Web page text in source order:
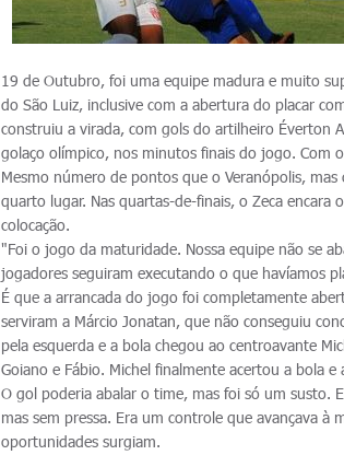
19 de Outubro, foi uma equipe madura e muito
do São Luiz, inclusive com a abertura do placar
construiu a virada, com gols do artilheiro Éverton
golaço olímpico, nos minutos finais do jogo. Com
Mesmo número de pontos que o Veranópolis,
quarto lugar. Nas quartas-de-finais, o Zeca
colocação.
"Foi o jogo da maturidade. Nossa equipe não se
jogadores seguiram executando o que havíamos
É que a arrancada do jogo foi completamente
serviram a Márcio Jonatan, que não conseguiu
pela esquerda e a bola chegou ao centroavante
Goiano e Fábio. Michel finalmente acertou a bola
O gol poderia abalar o time, mas foi só um susto.
mas sem pressa. Era um controle que avançava
oportunidades surgiam.